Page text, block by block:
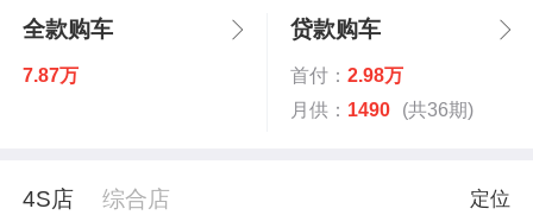
全款购车
7.87万
贷款购车
首付： 2.98万
月供： 1490 (共36期)
4S店 综合店 定位